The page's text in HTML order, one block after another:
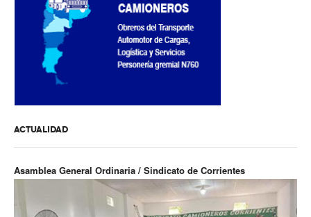
Secretaría prensa y cultura
Secretaría de Obra Social
Secretaría Administrativa
Secretaría de Coord. Política
Secretaría Evol. del Salario
Secretaría de Fiscalización
Secretaría de Transporte
ACTUALIDAD
Asamblea General Ordinaria / Sindicato de Corrientes